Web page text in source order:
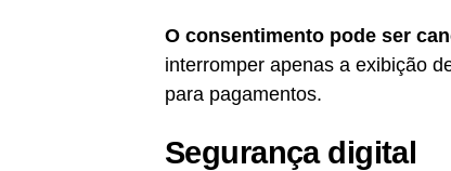
O consentimento pode ser
interromper apenas a exibição
para pagamentos.
Segurança digital